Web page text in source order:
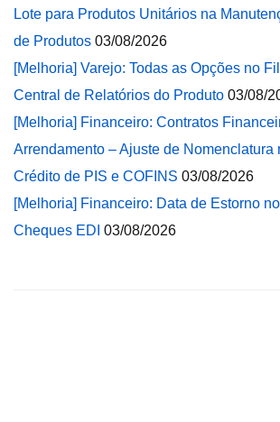
Lote para Produtos Unitários na
de Produtos 03/08/2026
[Melhoria] Varejo: Todas as Opções no
Central de Relatórios do Produto 03/08/
[Melhoria] Financeiro: Contratos
Arrendamento – Ajuste de Nomenclatura
Crédito de PIS e COFINS 03/08/2026
[Melhoria] Financeiro: Data de Estorno
Cheques EDI 03/08/2026